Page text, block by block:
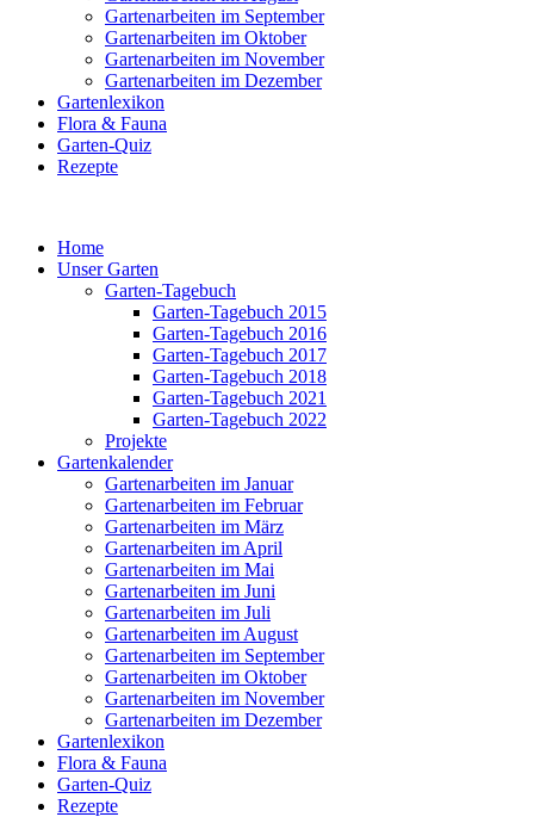
Gartenarbeiten im September
Gartenarbeiten im Oktober
Gartenarbeiten im November
Gartenarbeiten im Dezember
Gartenlexikon
Flora & Fauna
Garten-Quiz
Rezepte
Home
Unser Garten
Garten-Tagebuch
Garten-Tagebuch 2015
Garten-Tagebuch 2016
Garten-Tagebuch 2017
Garten-Tagebuch 2018
Garten-Tagebuch 2021
Garten-Tagebuch 2022
Projekte
Gartenkalender
Gartenarbeiten im Januar
Gartenarbeiten im Februar
Gartenarbeiten im März
Gartenarbeiten im April
Gartenarbeiten im Mai
Gartenarbeiten im Juni
Gartenarbeiten im Juli
Gartenarbeiten im August
Gartenarbeiten im September
Gartenarbeiten im Oktober
Gartenarbeiten im November
Gartenarbeiten im Dezember
Gartenlexikon
Flora & Fauna
Garten-Quiz
Rezepte